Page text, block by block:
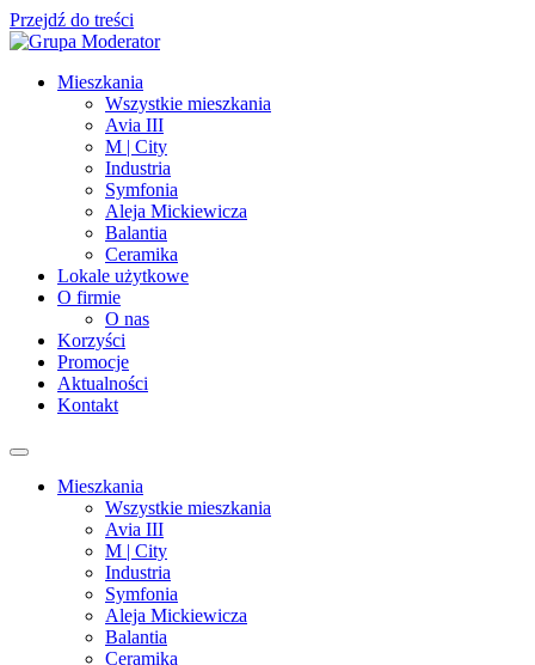
Przejdź do treści
Mieszkania
Wszystkie mieszkania
Avia III
M | City
Industria
Symfonia
Aleja Mickiewicza
Balantia
Ceramika
Lokale użytkowe
O firmie
O nas
Korzyści
Promocje
Aktualności
Kontakt
Mieszkania
Wszystkie mieszkania
Avia III
M | City
Industria
Symfonia
Aleja Mickiewicza
Balantia
Ceramika